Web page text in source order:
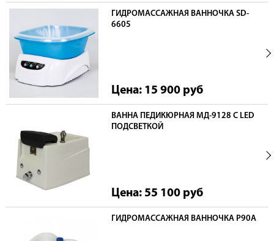
ГИДРОМАССАЖНАЯ ВАННОЧКА SD-
6605
Цена: 15 900 руб
ВАННА ПЕДИКЮРНАЯ МД-9128 С LED
ПОДСВЕТКОЙ
Цена: 55 100 руб
ГИДРОМАССАЖНАЯ ВАННОЧКА P90А